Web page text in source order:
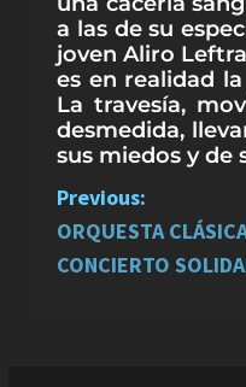
a las de su
joven Aliro
es en realidad
La travesía,
desmedida,
sus miedos y de
P
o
Previous:
ORQUESTA
CONCIERTO